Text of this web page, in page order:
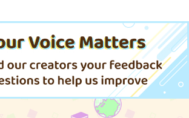
作品詳細
サンプル
作品詳細